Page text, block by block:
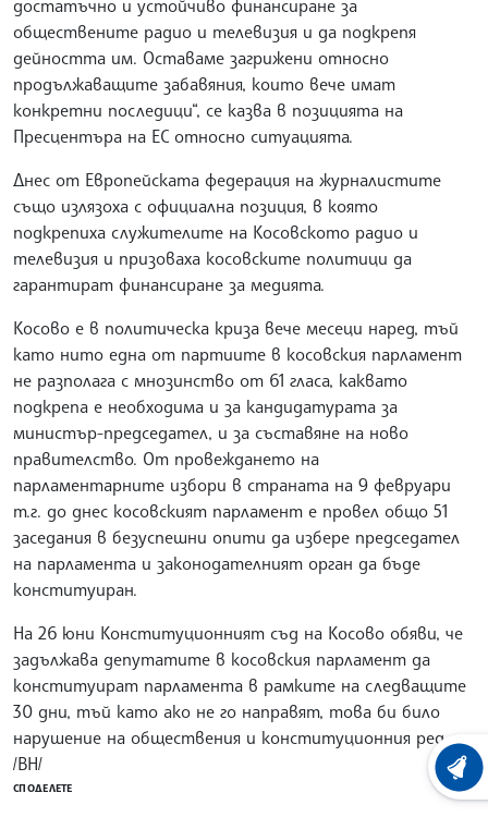
достатъчно и устойчиво финансиране за
обществените радио и телевизия и да подкрепя
дейността им. Оставаме загрижени относно
продължаващите забавяния, които вече имат
конкретни последици“, се казва в позицията на
Пресцентъра на ЕС относно ситуацията.
Днес от Европейската федерация на журналистите
също излязоха с официална позиция, в която
подкрепиха служителите на Косовското радио и
телевизия и призоваха косовските политици да
гарантират финансиране за медията.
Косово е в политическа криза вече месеци наред, тъй
като нито една от партиите в косовския парламент
не разполага с мнозинство от 61 гласа, каквато
подкрепа е необходима и за кандидатурата за
министър-председател, и за съставяне на ново
правителство. От провеждането на
парламентарните избори в страната на 9 февруари
т.г. до днес косовският парламент е провел общо 51
заседания в безуспешни опити да избере председател
на парламента и законодателният орган да бъде
конституиран.
На 26 юни Конституционният съд на Косово обяви, че
задължава депутатите в косовския парламент да
конституират парламента в рамките на следващите
30 дни, тъй като ако не го направят, това би било
нарушение на обществения и конституционния ред.
/ВН/
СПОДЕЛЕТЕ